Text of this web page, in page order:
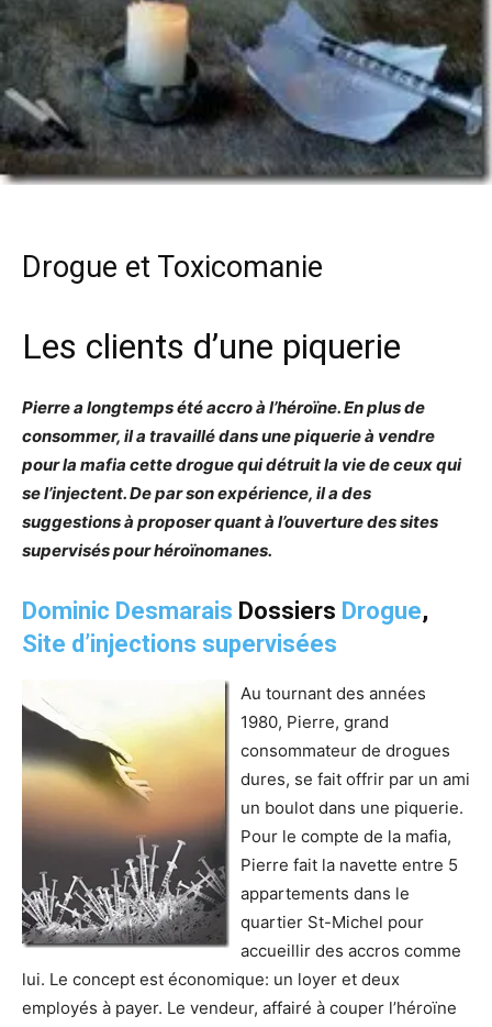
Drogue et Toxicomanie
Les clients d’une piquerie
Pierre a longtemps été accro à l’héroïne. En plus de
consommer, il a travaillé dans une piquerie à vendre
pour la mafia cette drogue qui détruit la vie de ceux qui
se l’injectent. De par son expérience, il a des
suggestions à proposer quant à l’ouverture des sites
supervisés pour héroïnomanes.
Dominic Desmarais Dossiers Drogue,
Site d’injections supervisées
Au tournant des années
1980, Pierre, grand
consommateur de drogues
dures, se fait offrir par un ami
un boulot dans une piquerie.
Pour le compte de la mafia,
Pierre fait la navette entre 5
appartements dans le
quartier St-Michel pour
accueillir des accros comme
lui. Le concept est économique: un loyer et deux
employés à payer. Le vendeur, affairé à couper l’héroïne